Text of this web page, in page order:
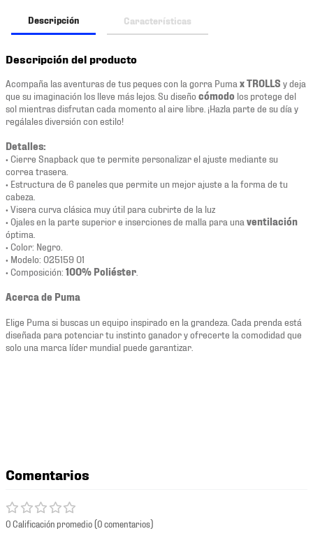
Descripción Características
Descripción del producto
Acompaña las aventuras de tus peques con la gorra Puma x TROLLS y deja
que su imaginación los lleve más lejos. Su diseño cómodo los protege del
sol mientras disfrutan cada momento al aire libre. ¡Hazla parte de su día y
regálales diversión con estilo!
Detalles:
• Cierre Snapback que te permite personalizar el ajuste mediante su
correa trasera.
• Estructura de 6 paneles que permite un mejor ajuste a la forma de tu
cabeza.
• Visera curva clásica muy útil para cubrirte de la luz
• Ojales en la parte superior e inserciones de malla para una ventilación
óptima.
• Color: Negro.
• Modelo: 025159 01
• Composición: 100% Poliéster
Acerca de Puma
Elige Puma si buscas un equipo inspirado en la grandeza. Cada prenda está
diseñada para potenciar tu instinto ganador y ofrecerte la comodidad que
solo una marca líder mundial puede garantizar.
Comentarios
0 Calificación promedio(0 comentarios)